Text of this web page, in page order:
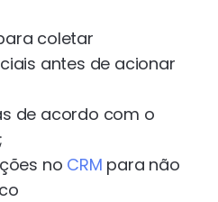
coletar
antes de acionar
de acordo com o
no CRM para não